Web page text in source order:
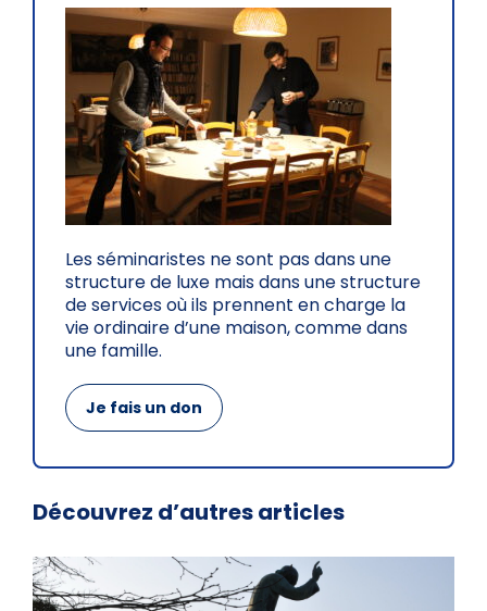
Les séminaristes ne sont pas dans une
structure de luxe mais dans une structure
de services où ils prennent en charge la
vie ordinaire d’une maison, comme dans
une famille.
Je fais un don
Découvrez d’autres articles